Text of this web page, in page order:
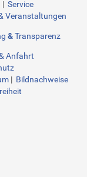
| Service
Veranstaltungen
&Transparenz
Anfahrt
| Bildnachweise